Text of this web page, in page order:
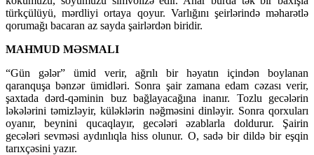
türkçülüyü, mərdliyi ortaya qoyur. Varlığını şeirlərində məharətlə
qorumağı bacaran az sayda şairlərdən biridir.
MAHMUD MƏSMALI
“Gün gələr” ümid verir, ağrılı bir həyatın içindən boylanan
qaranquşa bənzər ümidləri. Sonra şair zamana edam cəzası verir,
şaxtada dərd-qəminin buz bağlayacağına inanır. Tozlu gecələrin
ləkələrini təmizləyir, küləklərin nəğməsini dinləyir. Sonra qorxuları
oyanır, beynini qucaqlayır, gecələri əzablarla doldurur. Şairin
gecələri sevməsi aydınlıqla hiss olunur. O, sadə bir dildə bir eşqin
tarıxçəsini yazır.